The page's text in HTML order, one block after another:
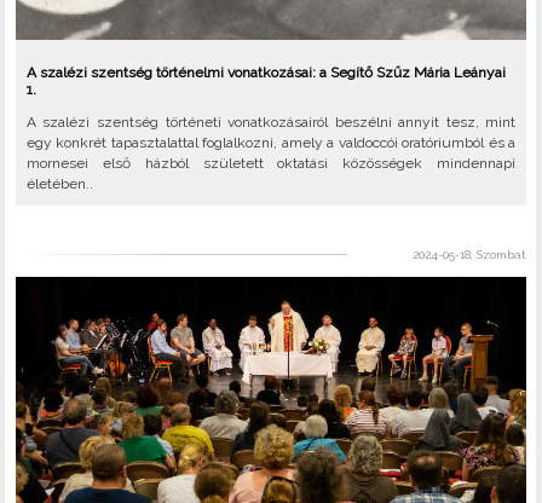
A szalézi szentség történelmi vonatkozásai: a Segítő Szűz Mária Leányai
1.
A szalézi szentség történeti vonatkozásairól beszélni annyit tesz, mint
egy konkrét tapasztalattal foglalkozni, amely a valdoccói oratóriumból és a
mornesei első házból született oktatási közösségek mindennapi
életében..
2024-05-18, Szombat